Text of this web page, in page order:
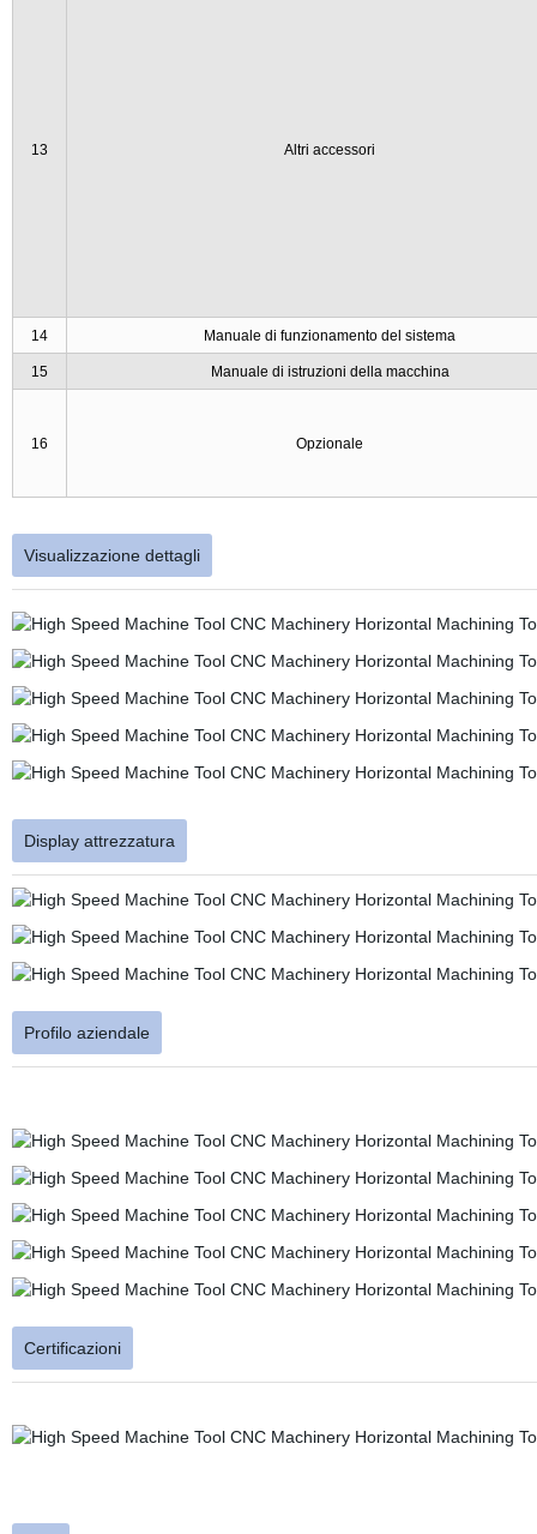
13 Altri accessori
14 Manuale di funzionamento del sistema
15 Manuale di istruzioni della macchina
16 Opzionale
Visualizzazione dettagli
Display attrezzatura
Profilo aziendale
Certificazioni